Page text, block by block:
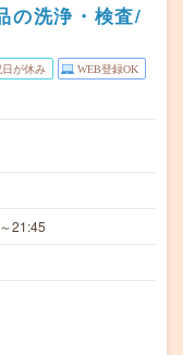
の洗浄・検査/
日が休み WEB登録OK
21:45